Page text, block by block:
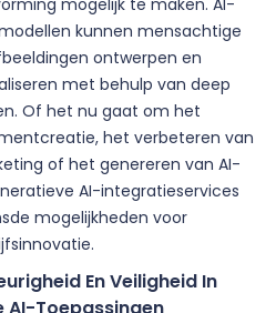
mogelijk te maken. AI-
kunnen mensachtige
ontwerpen en
met behulp van deep
Of het nu gaat om het
het verbeteren van
of het genereren van AI-
AI-integratieservices
mogelijkheden voor
En Veiligheid In